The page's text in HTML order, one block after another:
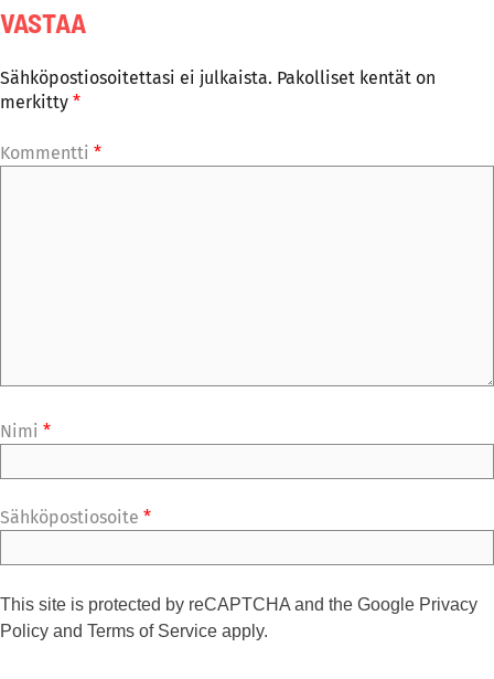
VASTAA
Sähköpostiosoitettasi ei julkaista. Pakolliset kentät on
merkitty *
Kommentti *
Nimi *
Sähköpostiosoite *
This site is protected by reCAPTCHA and the Google Privacy
Policy and Terms of Service apply.